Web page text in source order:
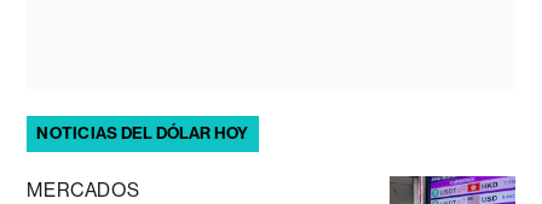
NOTICIAS DEL DÓLAR HOY
MERCADOS